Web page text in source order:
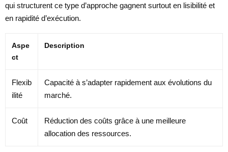
qui structurent ce type d’approche gagnent surtout en lisibilité et
en rapidité d’exécution.
Aspe
ct
Description
Flexib
ilité
Capacité à s’adapter rapidement aux évolutions du
marché.
Coût
Réduction des coûts grâce à une meilleure
allocation des ressources.